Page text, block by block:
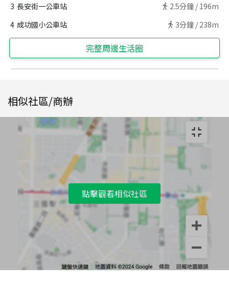
3 長安街一公車站 2.5分鐘 / 196m
4 成功國小公車站 3分鐘 / 238m
完整周邊生活圈
相似社區/商辦
點擊觀看相似社區